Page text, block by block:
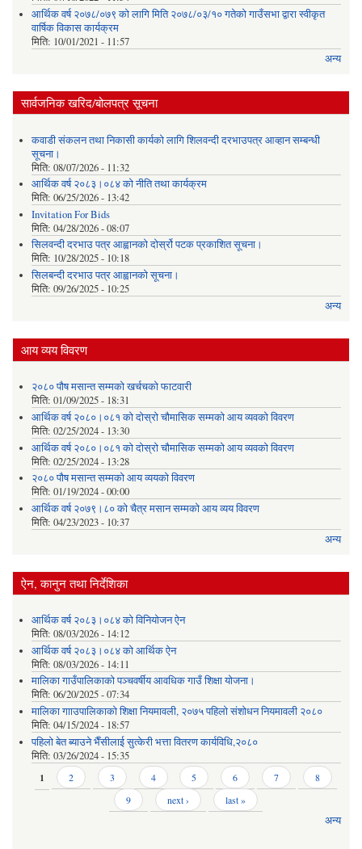
आर्थिक वर्ष २०७८/०७९ को लागि मिति २०७८/०३/१० गतेको गाउँसभा द्वारा स्वीकृत
वार्षिक विकास कार्यक्रम
मिति: 10/01/2021 - 11:57
अन्य
सार्वजनिक खरिद/बोलपत्र सूचना
कवाडी संकलन तथा निकासी कार्यको लागि शिलवन्दी दरभाउपत्र आव्हान सम्बन्धी
सूचना।
मिति: 08/07/2026 - 11:32
आर्थिक वर्ष २०८३।०८४ को नीति तथा कार्यक्रम
मिति: 06/25/2026 - 13:42
Invitation For Bids
मिति: 04/28/2026 - 08:07
सिलवन्दी दरभाउ पत्र आह्वानको दोर्स्रो पटक प्रकाशित सूचना।
मिति: 10/28/2025 - 10:18
सिलबन्दी दरभाउ पत्र आह्वानको सूचना।
मिति: 09/26/2025 - 10:25
अन्य
आय व्यय विवरण
२०८० पौष मसान्त सम्मको खर्चचको फाटवारी
मिति: 01/09/2025 - 18:31
आर्थिक वर्ष २०८०।०८१ को दोस्रो चौमासिक सम्मको आय व्यवको विवरण
मिति: 02/25/2024 - 13:30
आर्थिक वर्ष २०८०।०८१ को दोस्रो चौमासिक सम्मको आय व्यवको विवरण
मिति: 02/25/2024 - 13:28
२०८० पौष मसान्त सम्मको आय व्ययको विवरण
मिति: 01/19/2024 - 00:00
आर्थिक वर्ष २०७९।८० को चैत्र मसान सम्मको आय व्यय विवरण
मिति: 04/23/2023 - 10:37
अन्य
ऐन, कानुन तथा निर्देशिका
आर्थिक वर्ष २०८३।०८४ को विनियोजन ऐन
मिति: 08/03/2026 - 14:12
आर्थिक वर्ष २०८३।०८४ को आर्थिक ऐन
मिति: 08/03/2026 - 14:11
मालिका गाउँपालिकाको पञ्चवर्षीय आवधिक गाउँ शिक्षा योजना।
मिति: 06/20/2025 - 07:34
मालिका गााउपालिकाको शिक्षा नियमावली, २०७५ पहिलो संशोधन नियमावली २०८०
मिति: 04/15/2024 - 18:57
पहिलो बेत ब्याउने भैँसीलाई सुत्केरी भत्ता वितरण कार्यविधि,२०८०
मिति: 03/26/2024 - 15:35
Pages
1 2 3 4 5 6 7
8
9
next › last »
अन्य